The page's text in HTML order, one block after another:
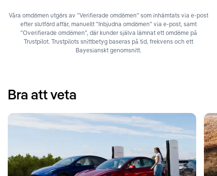
Våra omdömen utgörs av ”Verifierade omdömen” som inhämtats via e-post
efter slutförd affär, manuellt ”Inbjudna omdömen” via e-post, samt
”Overifierade omdömen”, där kunder själva lämnat ett omdöme på
Trustpilot. Trustpilots snittbetyg baseras på tid, frekvens och ett
Bayesianskt genomsnitt.
Bra att veta